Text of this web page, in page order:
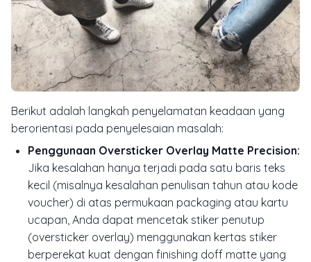
Berikut adalah langkah penyelamatan keadaan yang
berorientasi pada penyelesaian masalah:
Penggunaan Oversticker Overlay Matte Precision:
Jika kesalahan hanya terjadi pada satu baris teks
kecil (misalnya kesalahan penulisan tahun atau kode
voucher) di atas permukaan packaging atau kartu
ucapan, Anda dapat mencetak stiker penutup
(oversticker overlay) menggunakan kertas stiker
berperekat kuat dengan finishing doff matte yang